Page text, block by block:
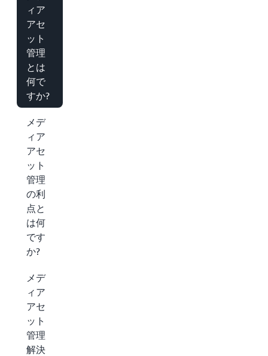
ィア
アセ
ット
管理
とは
何で
すか?
メデ
ィア
アセ
ット
管理
の利
点と
は何
です
か?
メデ
ィア
アセ
ット
管理
解決